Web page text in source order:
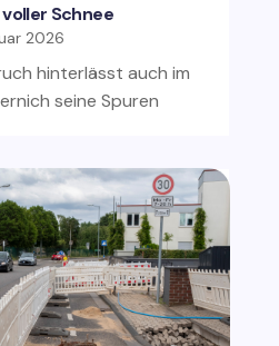
Schnee
2026
hinterlässt auch im
seine Spuren